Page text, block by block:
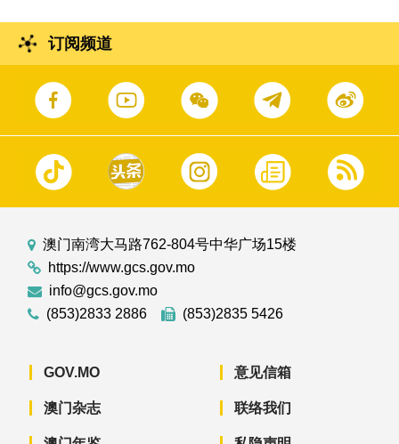
订阅频道
澳门南湾大马路762-804号中华广场15楼
https://www.gcs.gov.mo
info@gcs.gov.mo
(853)2833 2886
(853)2835 5426
GOV.MO
澳门杂志
意见信箱
联络我们